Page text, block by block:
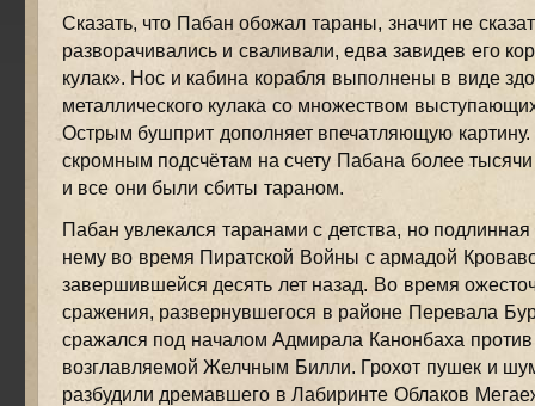
Сказать, что Пабан обожал тараны, значит не
разворачивались и сваливали, едва завидев его
кулак». Нос и кабина корабля выполнены в виде
металлического кулака со множеством
Острым бушприт дополняет впечатляющую
скромным подсчётам на счету Пабана более
и все они были сбиты тараном.
Пабан увлекался таранами с детства, но
нему во время Пиратской Войны с армадой
завершившейся десять лет назад. Во время
сражения, развернувшегося в районе Перевала
сражался под началом Адмирала Канонбаха
возглавляемой Желчным Билли. Грохот пушек и
разбудили дремавшего в Лабиринте Облаков